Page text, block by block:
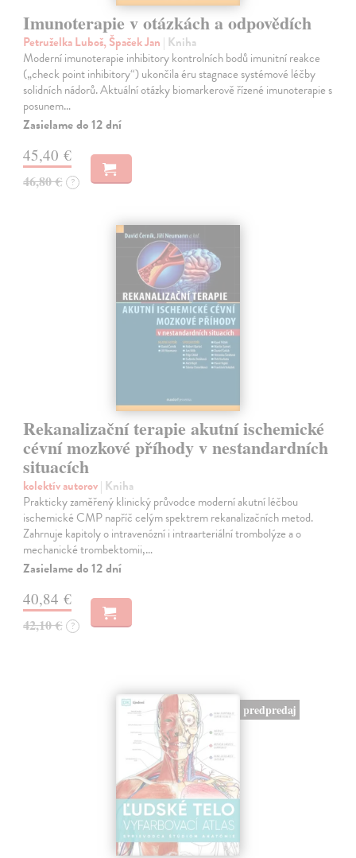
Imunoterapie v otázkách a odpovědích
Petruželka Luboš, Špaček Jan | Kniha
Moderní imunoterapie inhibitory kontrolních bodů imunitní reakce
(„check point inhibitory“) ukončila éru stagnace systémové léčby
solidních nádorů. Aktuální otázky biomarkerově řízené imunoterapie s
posunem…
Zasielame do 12 dní
45,40 €
46,80 € ?
Rekanalizační terapie akutní ischemické
cévní mozkové příhody v nestandardních
situacích
kolektív autorov| Kniha
Prakticky zaměřený klinický průvodce moderní akutní léčbou
ischemické CMP napříč celým spektrem rekanalizačních metod.
Zahrnuje kapitoly o intravenózní i intraarteriální trombolýze a o
mechanické trombektomii,…
Zasielame do 12 dní
40,84 €
42,10 € ?
predpredaj